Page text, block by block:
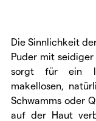
Die Sinnlichkeit
Puder mit
sorgt für ein
makellosen,
Schwamms oder
auf der Haut